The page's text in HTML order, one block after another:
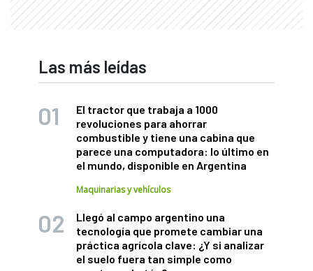
Las más leídas
El tractor que trabaja a 1000
revoluciones para ahorrar
combustible y tiene una cabina que
parece una computadora: lo último en
el mundo, disponible en Argentina
Maquinarias y vehículos
Llegó al campo argentino una
tecnología que promete cambiar una
práctica agrícola clave: ¿Y si analizar
el suelo fuera tan simple como